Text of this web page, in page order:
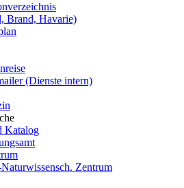
Brand, Havarie)
(Dienste intern)
Katalog
Zentrum